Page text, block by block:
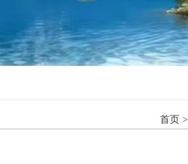
首页 >